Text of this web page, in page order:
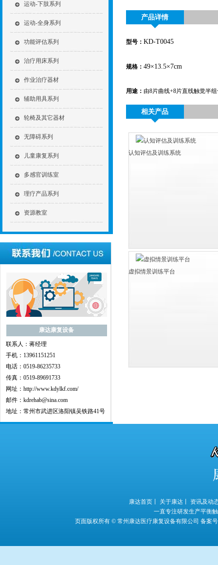
运动-下肢系列
运动-全身系列
功能评估系列
治疗用床系列
作业治疗器材
辅助用具系列
轮椅及其它器材
无障碍系列
儿童康复系列
多感官训练室
理疗产品系列
资源教室
康达康复设备
联系人：蒋经理
手机：13961151251
电话：0519-86235733
传真：0519-89691733
网址：http://www.kdylkf.com/
邮件：kdrehab@sina.com
地址：常州市武进区洛阳镇吴铁路41号
产品详情
型号： KD-T0045
规格： 49×13.5×7cm
用途： 由8片曲线+8片直线触觉半
相关产品
认知评估及训练系统
虚拟情景训练平台
康达首页丨 关于康达丨
资讯及动
一直专注研发生产平衡
页面版权所有 © 常州康达医疗康复设备有限公司备案